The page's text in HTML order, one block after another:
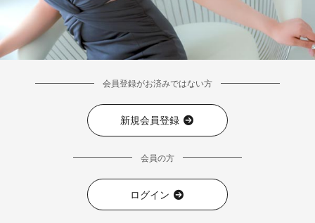
会員登録がお済みではない方
新規会員登録
会員の方
ログイン